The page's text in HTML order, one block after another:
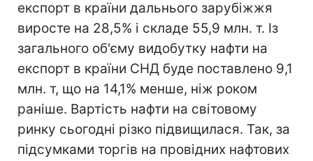
експорт в країни дальнього зарубіжжя
виросте на 28,5% і складе 55,9 млн. т. Із
загального об'єму видобутку нафти на
експорт в країни СНД буде поставлено 9,1
млн. т, що на 14,1% менше, ніж роком
раніше. Вартість нафти на світовому
ринку сьогодні різко підвищилася. Так, за
підсумками торгів на провідних нафтових